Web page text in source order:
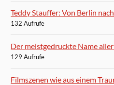
Teddy Stauffer: Von Berlin
132 Aufrufe
Der meistgedruckte Name
129 Aufrufe
Filmszenen wie aus einem